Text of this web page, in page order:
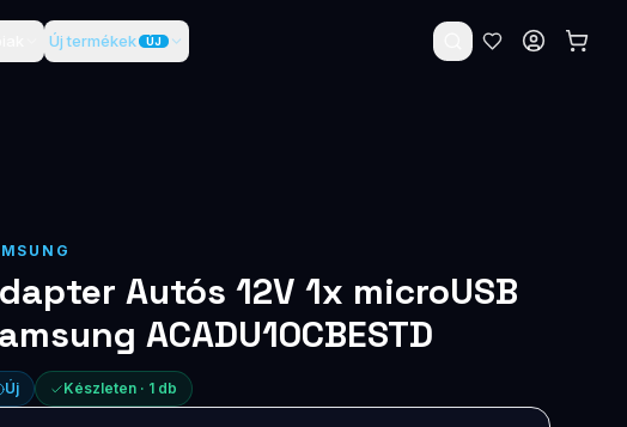
Új termékek ÚJ
Autós 12V 1x microUSB
ACADU10CBESTD
Új Készleten · 1 db